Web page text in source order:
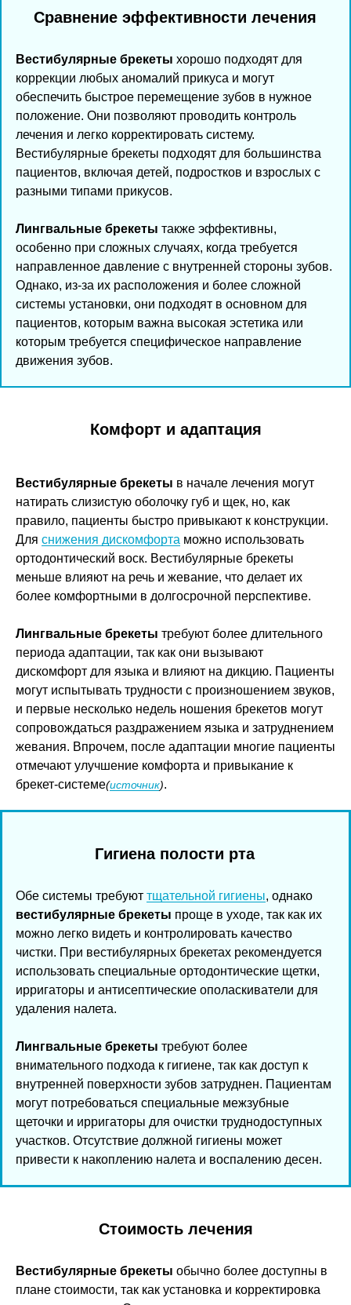
Сравнение эффективности лечения
Вестибулярные брекеты хорошо подходят для
коррекции любых аномалий прикуса и могут
обеспечить быстрое перемещение зубов в нужное
положение. Они позволяют проводить контроль
лечения и легко корректировать систему.
Вестибулярные брекеты подходят для большинства
пациентов, включая детей, подростков и взрослых с
разными типами прикусов.
Лингвальные брекеты также эффективны,
особенно при сложных случаях, когда требуется
направленное давление с внутренней стороны зубов.
Однако, из-за их расположения и более сложной
системы установки, они подходят в основном для
пациентов, которым важна высокая эстетика или
которым требуется специфическое направление
движения зубов.
Комфорт и адаптация
Вестибулярные брекеты в начале лечения могут
натирать слизистую оболочку губ и щек, но, как
правило, пациенты быстро привыкают к конструкции.
Для снижения дискомфорта можно использовать
ортодонтический воск. Вестибулярные брекеты
меньше влияют на речь и жевание, что делает их
более комфортными в долгосрочной перспективе.
Лингвальные брекеты требуют более длительного
периода адаптации, так как они вызывают
дискомфорт для языка и влияют на дикцию. Пациенты
могут испытывать трудности с произношением звуков,
и первые несколько недель ношения брекетов могут
сопровождаться раздражением языка и затруднением
жевания. Впрочем, после адаптации многие пациенты
отмечают улучшение комфорта и привыкание к
брекет-системе(источник).
Гигиена полости рта
Обе системы требуют тщательной гигиены, однако
вестибулярные брекеты проще в уходе, так как их
можно легко видеть и контролировать качество
чистки. При вестибулярных брекетах рекомендуется
использовать специальные ортодонтические щетки,
ирригаторы и антисептические ополаскиватели для
удаления налета.
Лингвальные брекеты требуют более
внимательного подхода к гигиене, так как доступ к
внутренней поверхности зубов затруднен. Пациентам
могут потребоваться специальные межзубные
щеточки и ирригаторы для очистки труднодоступных
участков. Отсутствие должной гигиены может
привести к накоплению налета и воспалению десен.
Стоимость лечения
Вестибулярные брекеты обычно более доступны в
плане стоимости, так как установка и корректировка